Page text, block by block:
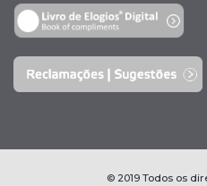
© 2019 Todos os